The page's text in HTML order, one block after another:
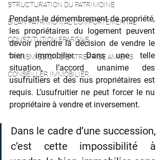
STRUCTURATION DU PATRIMOINE
BILAN PATRIMONIAL COMPORTEMENTAL
CONSTITUTION EPARGNE
TRANSMISSION D'ENTREPRISE AMIENS
CONSEILLER IMMOBILIER
Pendant le démembrement de propriété,
les propriétaires du logement peuvent
devoir prendre la décision de vendre le
bien immobilier. Dans une telle
situation, l’accord unanime des
usufruitiers et des nus propriétaires est
requis. L’usufruitier ne peut forcer le nu
propriétaire à vendre et inversement.
Dans le cadre d’une succession,
c’est cette impossibilité à